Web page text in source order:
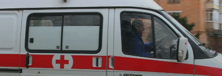
Погода
Праздники
Происшествия
Спорт
Экономика и бизнес